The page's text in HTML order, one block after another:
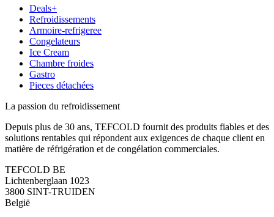
Deals+
Refroidissements
Armoire-refrigeree
Congelateurs
Ice Cream
Chambre froides
Gastro
Pieces détachées
La passion du refroidissement
Depuis plus de 30 ans, TEFCOLD fournit des produits fiables et des
solutions rentables qui répondent aux exigences de chaque client en
matière de réfrigération et de congélation commerciales.
TEFCOLD BE
Lichtenberglaan 1023
3800 SINT-TRUIDEN
België